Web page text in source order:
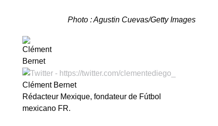
Photo : Agustin Cuevas/Getty Images
Clément Bernet
Rédacteur Mexique, fondateur de Fútbol
mexicano FR.